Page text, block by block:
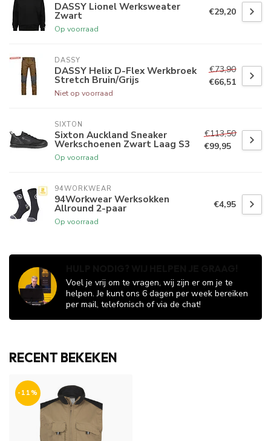
DASSY Lionel Werksweater
Zwart
Op voorraad
€29,20
DASSY
DASSY Helix D-Flex Werkbroek
Stretch Bruin/Grijs
Niet op voorraad
€73,90
€66,51
SIXTON
Sixton Auckland Sneaker
Werkschoenen Zwart Laag S3
Op voorraad
€113,50
€99,95
94WORKWEAR
94Workwear Werksokken
Allround 2-paar
Op voorraad
€4,95
Voel je vrij om te vragen, wij zijn er om je te
helpen. Je kunt ons 6 dagen per week bereiken
per mail, telefonisch of via de chat!
RECENT BEKEKEN
-11%